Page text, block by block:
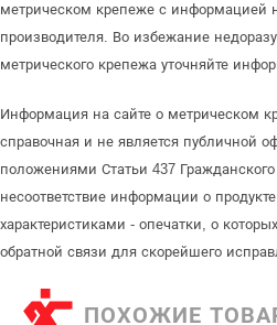
метрическом крепеже с
производителя. Во избежание
метрического крепежа уточняйте
Информация на сайте о метрическом
справочная и не является публичной
положениями Статьи 437
несоответствие информации о
характеристиками - опечатки, о
обратной связи для скорейшего
ПОХОЖИЕ